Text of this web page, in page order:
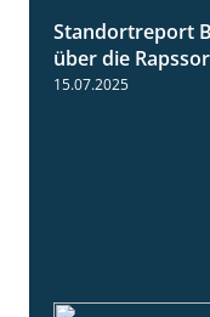
Standortreport
über die
15.07.2025